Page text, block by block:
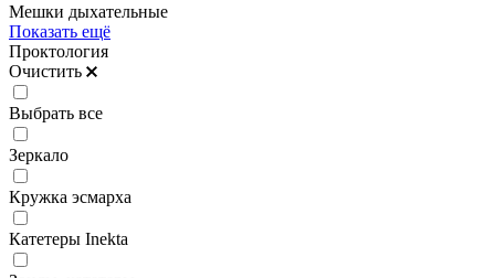
Мешки дыхательные
Показать ещё
Проктология
Очистить
Выбрать все
Зеркало
Кружка эсмарха
Катетеры Inekta